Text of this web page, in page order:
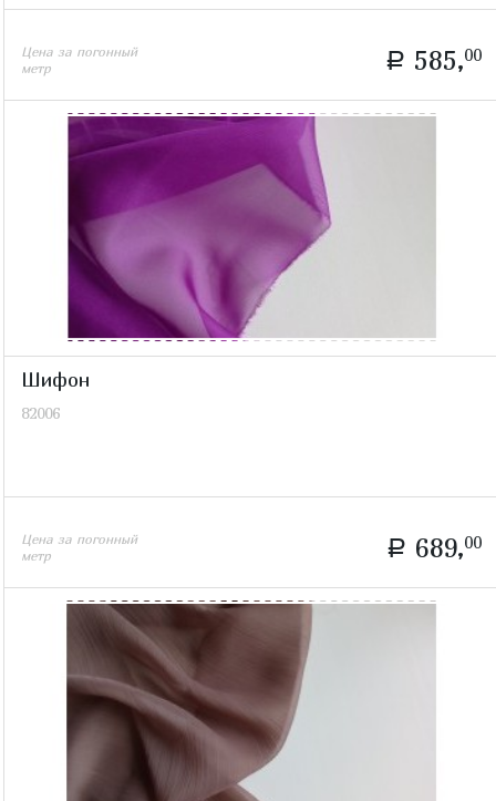
Цена за погонный
метр
a 585,00
Шифон
82006
Цена за погонный
метр
a 689,00